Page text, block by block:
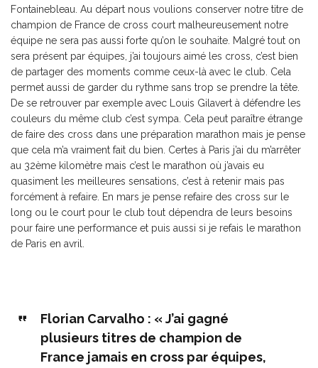
Fontainebleau. Au départ nous voulions conserver notre titre de
champion de France de cross court malheureusement notre
équipe ne sera pas aussi forte qu’on le souhaite. Malgré tout on
sera présent par équipes, j’ai toujours aimé les cross, c’est bien
de partager des moments comme ceux-là avec le club. Cela
permet aussi de garder du rythme sans trop se prendre la tête.
De se retrouver par exemple avec Louis Gilavert à défendre les
couleurs du même club c’est sympa. Cela peut paraître étrange
de faire des cross dans une préparation marathon mais je pense
que cela m’a vraiment fait du bien. Certes à Paris j’ai du m’arrêter
au 32ème kilomètre mais c’est le marathon où j’avais eu
quasiment les meilleures sensations, c’est à retenir mais pas
forcément à refaire. En mars je pense refaire des cross sur le
long ou le court pour le club tout dépendra de leurs besoins
pour faire une performance et puis aussi si je refais le marathon
de Paris en avril.
Florian Carvalho : « J’ai gagné
plusieurs titres de champion de
France jamais en cross par équipes,